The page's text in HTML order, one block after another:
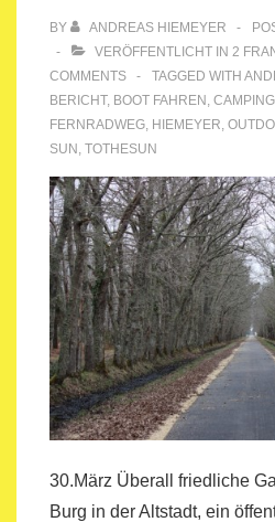
BY ANDREAS HIEMEYER
VERÖFFENTLICHT IN 2
COMMENTS
TAGGED WITH
BERICHT, BOOT FAHREN , CAMPING
FERNRADWEG, HIEMEYER,
SUN , TOTHESUN
30.März Überall friedliche
Burg in der Altstadt, ein